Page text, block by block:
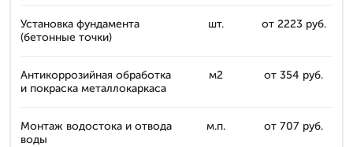
Установка фундамента
(бетонные точки)
шт. от 2223 руб.
Антикоррозийная обработка
и покраска металлокаркаса
м2 от 354 руб.
Монтаж водостока и отвода
воды
м.п. от 707 руб.